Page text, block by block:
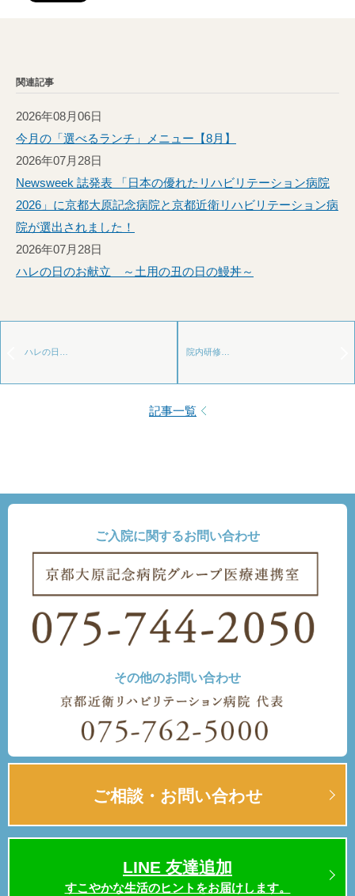
関連記事
2026年08月06日
今月の「選べるランチ」メニュー【8月】
2026年07月28日
Newsweek 誌発表 「日本の優れたリハビリテーション病院
2026」に京都大原記念病院と京都近衛リハビリテーション病
院が選出されました！
2026年07月28日
ハレの日のお献立 ～土用の丑の日の鰻丼～
ハレの日… 院内研修…
記事一覧
ご入院に関するお問い合わせ
その他のお問い合わせ
ご相談・お問い合わせ
LINE 友達追加
すこやかな生活のヒントをお届けします。